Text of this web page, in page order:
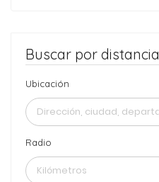
Buscar por distancia
Ubicación
Radio